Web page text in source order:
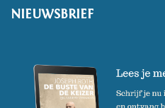
NIEUWSBRIEF